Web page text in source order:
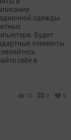
одежды
Будет
элементы
себе в
12 0 0